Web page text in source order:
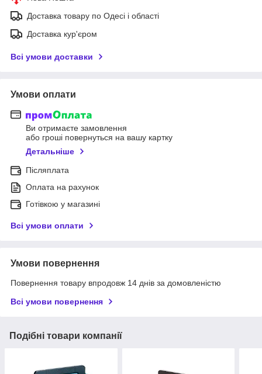
Доставка товару по Одесі і області
Доставка кур'єром
Всі умови доставки
Умови оплати
Ви отримаєте замовлення
або гроші повернуться на вашу картку
Детальніше
Післяплата
Оплата на рахунок
Готівкою у магазині
Всі умови оплати
Умови повернення
Повернення товару впродовж 14 днів за домовленістю
Всі умови повернення
Подібні товари компанії